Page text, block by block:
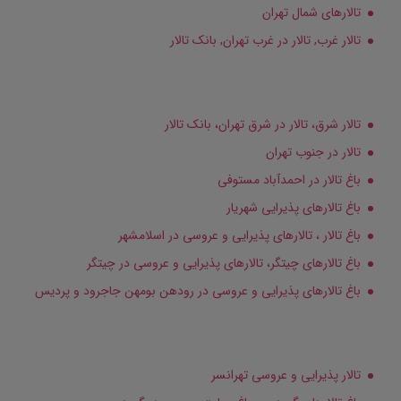
تالارهای شمال تهران
تالار غرب, تالار در غرب تهران, بانک تالار
تالار شرق، تالار در شرق تهران، بانک تالار
تالار در جنوب تهران
باغ تالار در احمدآباد مستوفی
باغ تالارهای پذیرایی شهریار
باغ تالار ، تالارهای پذیرایی و عروسی در اسلامشهر
باغ تالارهای چیتگر، تالارهای پذیرایی و عروسی در چیتگر
باغ تالارهای پذیرایی و عروسی در رودهن بومهن جاجرود و پردیس
تالار پذیرایی و عروسی تهرانسر